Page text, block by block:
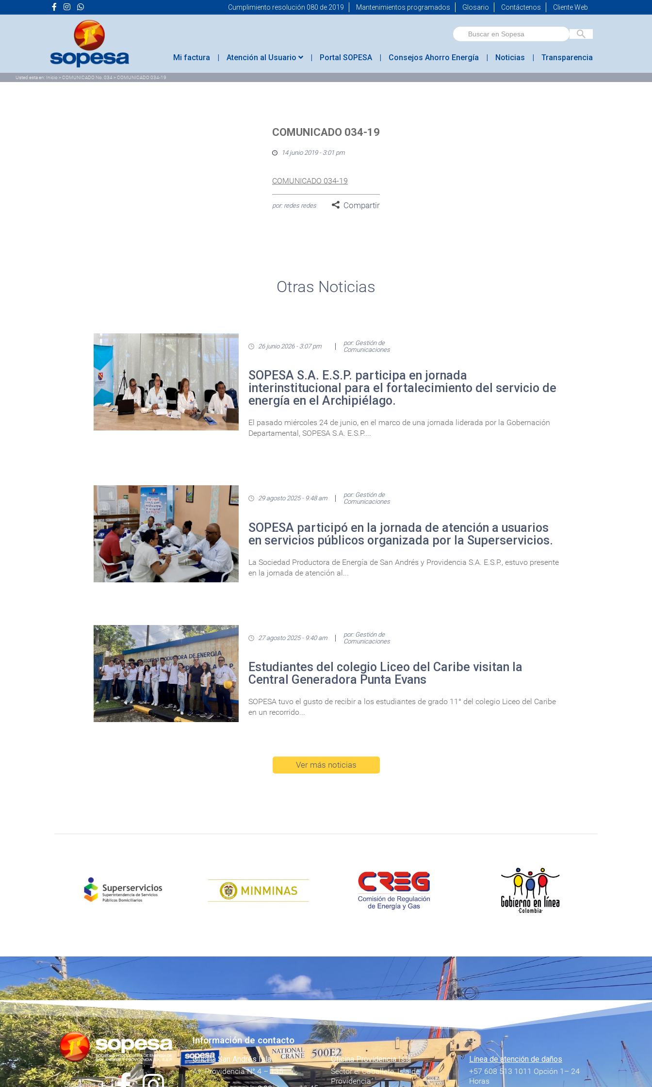
Cumplimiento resolución 080 de 2019 Mantenimientos programados Glosario Contáctenos Cliente Web
Mi factura Atención al Usuario Portal SOPESA Consejos Ahorro Energía Noticias Transparencia
Usted esta en: Inicio > COMUNICADO No. 034> COMUNICADO 034-19
COMUNICADO 034-19
14 junio 2019 - 3:01 pm
COMUNICADO 034-19
por: redes redes Compartir
Otras Noticias
26 junio 2026 - 3:07 pm
por: Gestión de
Comunicaciones
SOPESA S.A. E.S.P. participa en jornada
interinstitucional para el fortalecimiento del servicio de
energía en el Archipiélago.
El pasado miércoles 24 de junio, en el marco de una jornada liderada por la Gobernación
Departamental, SOPESA S.A. E.S.P....
29 agosto 2025 - 9:48 am
por: Gestión de
Comunicaciones
SOPESA participó en la jornada de atención a usuarios
en servicios públicos organizada por la Superservicios.
La Sociedad Productora de Energía de San Andrés y Providencia S.A. E.S.P., estuvo presente
en la jornada de atención al...
27 agosto 2025 - 9:40 am
por: Gestión de
Comunicaciones
Estudiantes del colegio Liceo del Caribe visitan la
Central Generadora Punta Evans
SOPESA tuvo el gusto de recibir a los estudiantes de grado 11° del colegio Liceo del Caribe
en un recorrido...
Ver más noticias
Síguenos en:
Información de contacto
Oficina San Andrés Isla
Av. Providencia N° 4 – 135
Oficina Providencia Isla
Sector el Caballete, Isla de
Providencia
Línea de atención de daños
+57 608 513 1011 Opción 1– 24
Horas